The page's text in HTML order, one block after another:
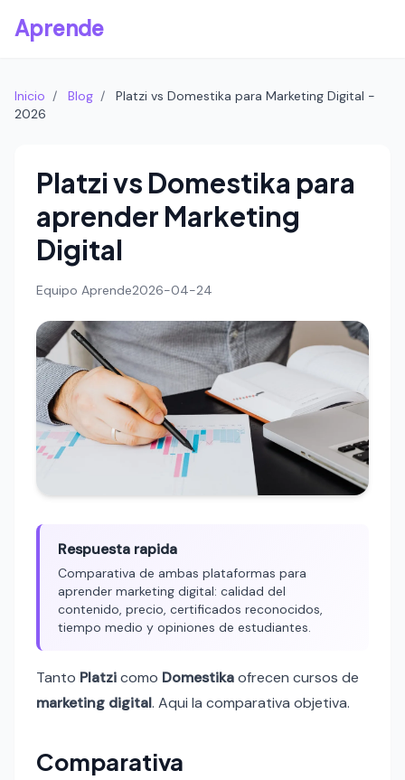
Aprende
Inicio / Blog /
Platzi vs Domestika para Marketing Digital -
2026
Platzi vs Domestika para
aprender Marketing
Digital
Equipo Aprende2026-04-24
Respuesta rapida
Comparativa de ambas plataformas para
aprender marketing digital: calidad del
contenido, precio, certificados reconocidos,
tiempo medio y opiniones de estudiantes.
Tanto Platzicomo Domestikaofrecen cursos de
marketing digital. Aqui la comparativa objetiva.
Comparativa